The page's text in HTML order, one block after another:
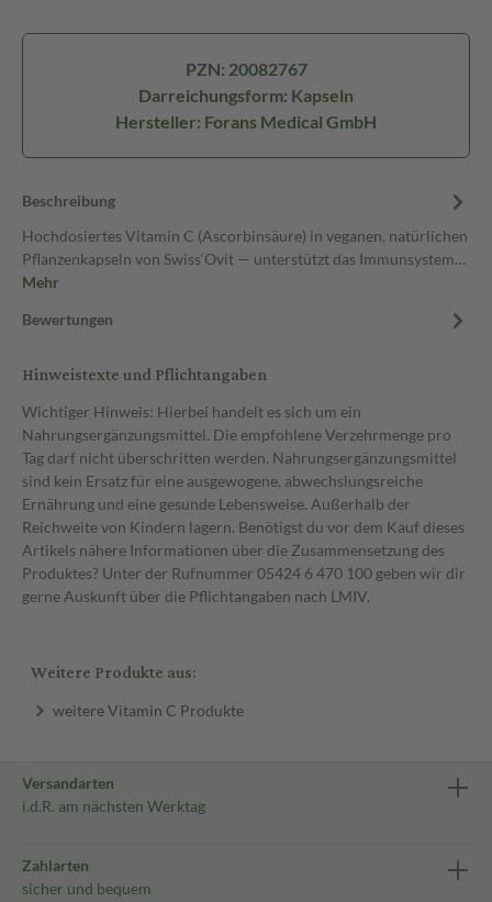
PZN: 20082767
Darreichungsform: Kapseln
Hersteller: Forans Medical GmbH
Beschreibung
Hochdosiertes Vitamin C (Ascorbinsäure) in veganen, natürlichen
Pflanzenkapseln von Swiss‘Ovit — unterstützt das Immunsystem…
Mehr
Bewertungen
Hinweistexte und Pflichtangaben
Wichtiger Hinweis: Hierbei handelt es sich um ein
Nahrungsergänzungsmittel. Die empfohlene Verzehrmenge pro
Tag darf nicht überschritten werden. Nahrungsergänzungsmittel
sind kein Ersatz für eine ausgewogene, abwechslungsreiche
Ernährung und eine gesunde Lebensweise. Außerhalb der
Reichweite von Kindern lagern. Benötigst du vor dem Kauf dieses
Artikels nähere Informationen über die Zusammensetzung des
Produktes? Unter der Rufnummer 05424 6 470 100 geben wir dir
gerne Auskunft über die Pflichtangaben nach LMIV.
Weitere Produkte aus:
weitere Vitamin C Produkte
Versandarten
i.d.R. am nächsten Werktag
Zahlarten
sicher und bequem